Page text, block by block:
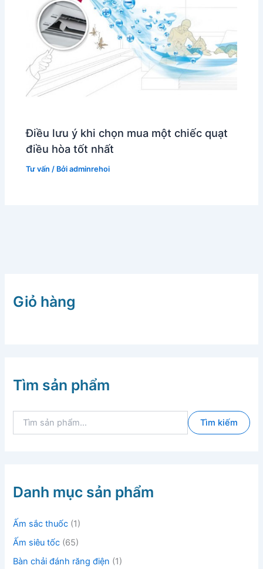
Điều lưu ý khi chọn mua một chiếc quạt
điều hòa tốt nhất
Tư vấn / Bởiadminrehoi
Giỏ hàng
Tìm sản phẩm
m
:
Tìm kiếm
Danh mục sản phẩm
Ấm sắc thuốc (1)
Ấm siêu tốc (65)
Bàn chải đánh răng điện (1)